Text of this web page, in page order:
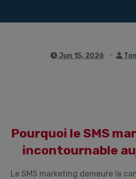
Jun 15, 2026
Pourquoi le SMS
incontournable
Le SMS marketing demeure le